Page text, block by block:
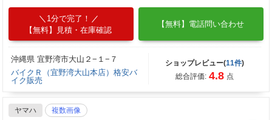
1分で完了！
【無料】見積・在庫確認
【無料】電話問い合わせ
沖縄県 宜野湾市大山２−１−７
バイクＲ（宜野湾大山本店）格安バ
イク販売
ショップレビュー(11件)
総合評価: 4.8 点
ヤマハ 複数画像